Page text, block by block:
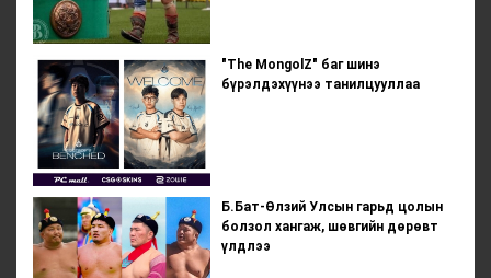
"The MongolZ" баг шинэ
бүрэлдэхүүнээ танилцууллаа
Б.Бат-Өлзий Улсын гарьд цолын
болзол хангаж, шөвгийн дөрөвт
үлдлээ